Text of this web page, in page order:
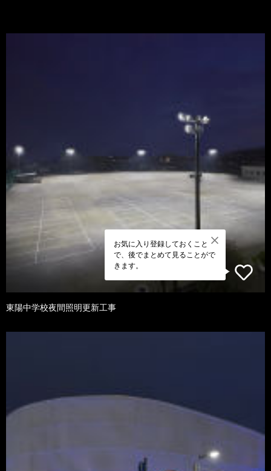
お気に入り登録しておくこと
で、後でまとめて見ることがで
きます。
東陽中学校夜間照明更新工事